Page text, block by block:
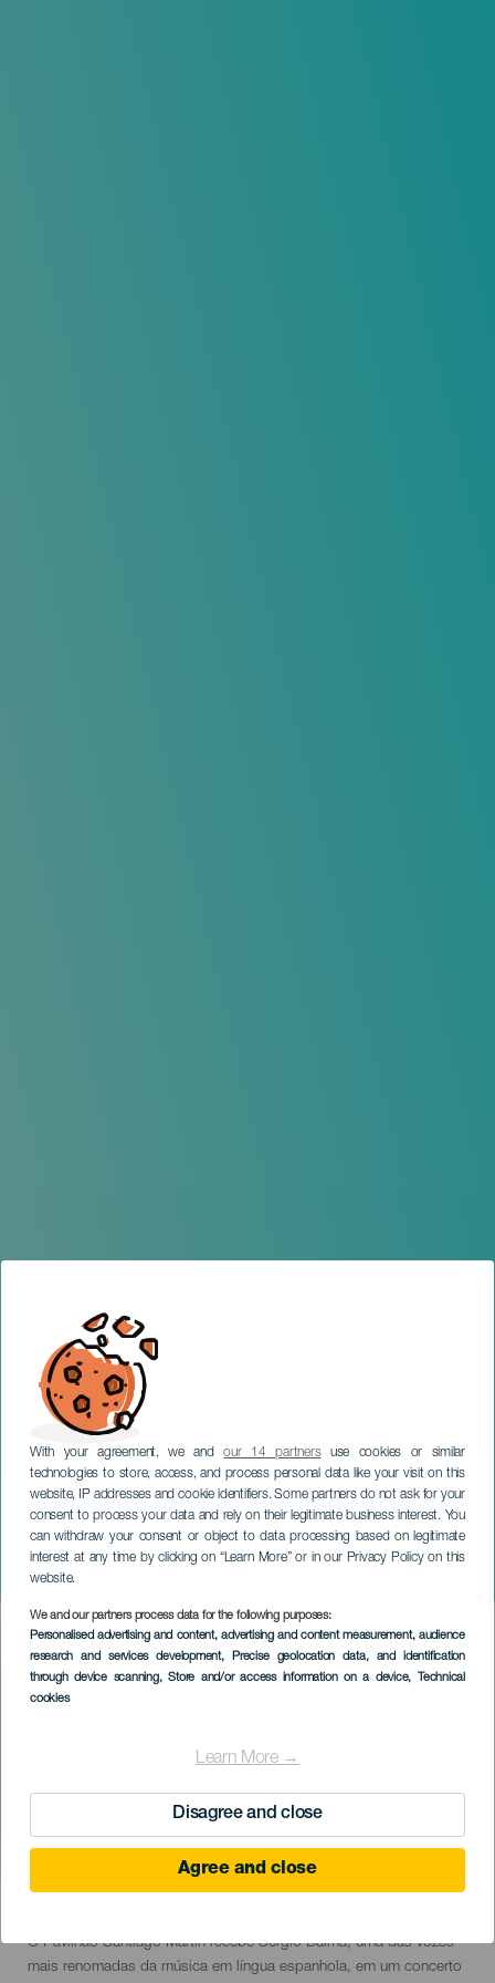
With your agreement, we andour 14 partnersuse cookies or similar
technologies to store, access, and process personal data like your visit on this
website, IP addresses and cookie identifiers. Some partners do not ask for your
consent to process your data and rely on their legitimate business interest. You
can withdraw your consent or object to data processing based on legitimate
interest at any time by clicking on “Learn More” or in our Privacy Policy on this
website.
We and our partners process data for the following purposes:
Personalised advertising and content, advertising and content measurement, audience
research and services development, Precise geolocation data, and identification
through device scanning, Store and/or access information on a device, Technical
cookies
Learn More →
Disagree and close
Agree and close
Sergio Dalma em concerto
TENERIFE
Imagen
Listado
28 November 2026
Descripción
del
O Pavilhão Santiago Martín recebe Sergio Dalma, uma das vozes
mais renomadas da música em língua espanhola, em um concerto